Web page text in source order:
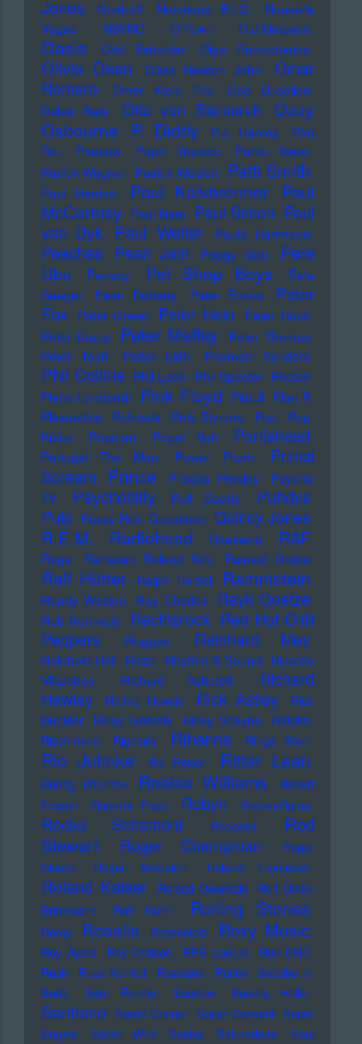
Jones Notdurft Notorious B.I.G.
Nouvelle
Vague
NSYNC O-Town O.J.Simpson
Oasis Odd Beholder Olga Reznichenko
Olivia Dean Olivia Newton John
Omar
Romero
Omer Klein Trio
One Direction
Oskar Sala
Otto von Bismarck Ozzy
Osbourne
P. Diddy P.J. Harvey
Pan
Tau
Pankow Papo Yoplack
Parov Stelar
Patrick Wagner Patrick Walden Patti Smith
Paul Heaton Paul Kalkbrenner
Paul
McCartney Paul Nero Paul Simon Paul
van Dyk Paul Weller Paula Hartmann
Peaches Pearl Jam Peggy Gou
Pere
Ubu
Perrecy Pet Shop Boys
Pete
Seeger
Peter Doherty Peter Evans
Peter
Fox
Peter Green Peter Hein
Peter Hook
Peter Kraus
Peter Maffay
Peter Thomas
Peter Tosh
Petter Eldh Pharoah Sanders
Phil Collins Phil Lesh Phil Spector Photek
Pietro Lombardi
Pink Floyd Pitbull Plan B
Plasmatics
Polecats Poly Styrene Pop
Pop-
Kultur
Popcorn Popol Vuh Portishead
Portugal The Man Power Plush
Primal
Scream
Prince Priscilla Presley
Psychic
TV
Psychobilly Puff Daddy
Puhdys
Pulp Pussy Riot Questlove Quincy Jones
R.E.M. Radiohead Raekwon RAF
Rage Rahsaan Roland Kirk Rainald Grebe
Ralf Hütter Ralph Heidel Rammstein
Randy Weston Ray Charles Rayk Goetze
Reb Kennedy Rechtsrock Red Hot Chili
Peppers
Reggae Reinhard Mey
Reinhold Heil Rezo Rhythm & Sound Ricardo
Villalobos
Richard Ashcroft
Richard
Hawley
Richie Hawtin Rick Astley
Rick
Buckler
Ricky Gervais Ricky Shayne Riddim
Riechmann Righeira Rihanna Ringo Starr
Rio Juhnke Rio Reiser Ritter Lean
Robag Wruhme Robbie Williams
Robert
Forster
Roberta Flack Robyn Rock-o-Rama
Rocko Schamoni Rockwell
Rod
Stewart
Roger Champman
Roger
Cicero
Roger McGuinn Roland Emmerich
Roland Kaiser Roland Owsnitzki
Rolf Dieter
Brinkmann
Rolf Kühn Rolling Stones
Romy Rosalia Rosenstolz Roxy Music
Roy Ayers Roy Orbison RPS Lanrue
Run-DMC
Rush
Russ Kunkel Russland Rutles
Sababa 5
Sade
Sam Fender Sandow Sandra Hüller
Santiano Sarah Connor Sarah Davachi Sarah
Engels
Sarah Wild Sasha Saturndaze
Saul